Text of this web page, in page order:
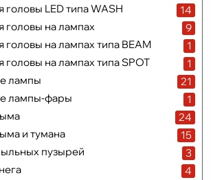
LED типа WASH
14
на лампах
9
на лампах типа BEAM
1
на лампах типа SPOT
1
лампы
21
лампы-фары
1
24
и тумана
15
пузырей
3
4